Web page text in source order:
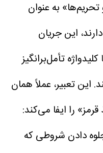
به‌ عنوان
این جریان
تأمل‌برانگیز
این تعبیر، عملاً همان
را ایفا می‌کند:
دادن شروطی که